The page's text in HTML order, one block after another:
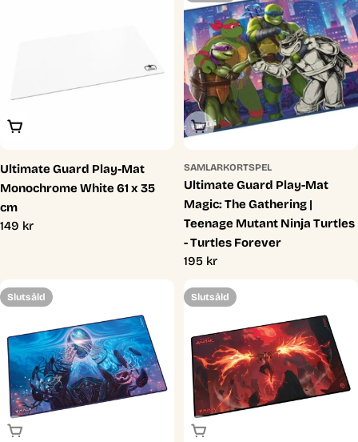
Lägg I Varukorg
Ultimate Guard Play-Mat
Monochrome White 61 x 35
cm
Ordinarie
149 kr
Slutsåld
SAMLARKORTSPEL
Ultimate Guard Play-Mat
Magic: The Gathering |
Teenage Mutant Ninja Turtles
- Turtles Forever
Ordinarie
195 kr
Slutsåld
Slutsåld
Slutsåld
Slutsåld